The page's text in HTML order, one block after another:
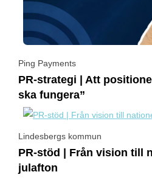
Ping Payments
PR-strategi | Att
ska fungera”
Lindesbergs kommun
PR-stöd | Från vision till
julafton